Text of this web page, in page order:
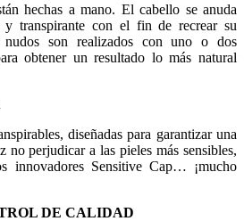
hechas a mano. El cabello se anuda
y transpirante con el fin de recrear su
nudos son realizados con uno o dos
obtener un resultado lo más natural
diseñadas para garantizar una
perjudicar a las pieles más sensibles,
innovadores Sensitive Cap… ¡mucho
DE CALIDAD